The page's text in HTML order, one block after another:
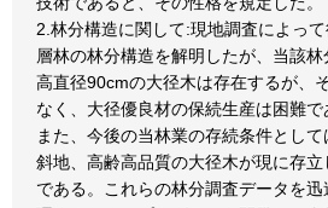
2.林分構造に関して:現地調査によっ
層林の林分構造を解明したが、当該
高直径90cmの大径木は存在するが、
なく、大径優良材の保続生産は困難で
また、今後の当林業の存続条件とし
斜地、高齢高品質の大径木が現に存
である。これらの林分調査データを